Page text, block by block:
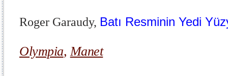
Roger Garaudy, Batı Resminin Yedi
Olympia,Manet